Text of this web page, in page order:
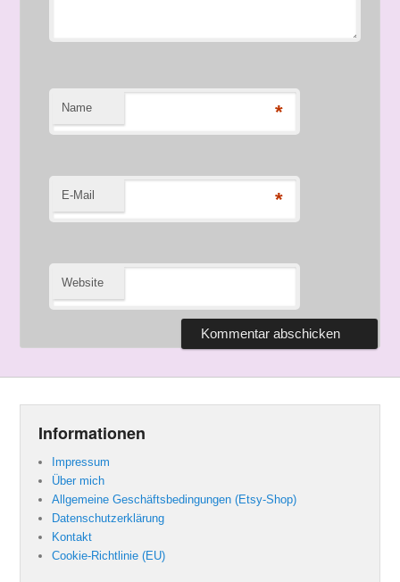
Name *
E-Mail *
Website
Informationen
Impressum
Über mich
Allgemeine Geschäftsbedingungen (Etsy-Shop)
Datenschutzerklärung
Kontakt
Cookie-Richtlinie (EU)